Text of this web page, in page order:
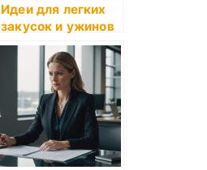
Идеи для легких
закусок и ужинов